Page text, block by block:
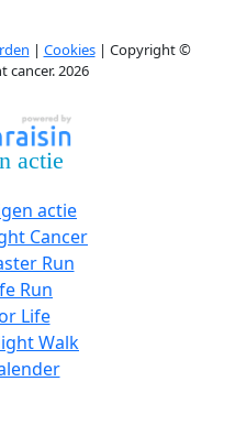
| Cookies| Copyright ©
cancer. 2026
actie
actie
Cancer
Run
Run
Life
Walk